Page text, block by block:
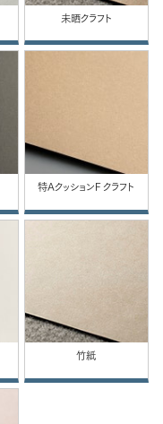
未晒クラフト
特AクッションF クラフト
竹紙